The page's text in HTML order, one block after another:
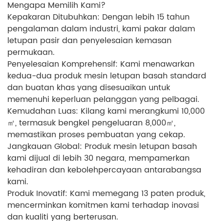
Mengapa Memilih Kami?
Kepakaran Ditubuhkan: Dengan lebih 15 tahun
pengalaman dalam industri, kami pakar dalam
letupan pasir dan penyelesaian kemasan
permukaan.
Penyelesaian Komprehensif: Kami menawarkan
kedua-dua produk mesin letupan basah standard
dan buatan khas yang disesuaikan untuk
memenuhi keperluan pelanggan yang pelbagai.
Kemudahan Luas: Kilang kami merangkumi 10,000
㎡, termasuk bengkel pengeluaran 8,000㎡,
memastikan proses pembuatan yang cekap.
Jangkauan Global: Produk mesin letupan basah
kami dijual di lebih 30 negara, mempamerkan
kehadiran dan kebolehpercayaan antarabangsa
kami.
Produk Inovatif: Kami memegang 13 paten produk,
mencerminkan komitmen kami terhadap inovasi
dan kualiti yang berterusan.